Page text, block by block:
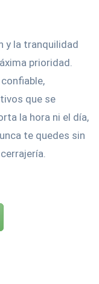
y la tranquilidad
prioridad.
que se
la hora ni el día,
te quedes sin